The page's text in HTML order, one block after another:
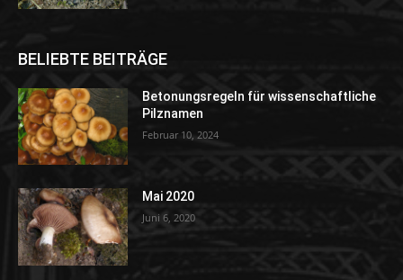
BELIEBTE BEITRÄGE
Betonungsregeln für wissenschaftliche
Pilznamen
Februar 10, 2024
Mai 2020
Juni 6, 2020